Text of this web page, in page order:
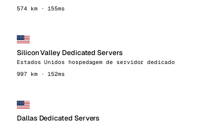
574 km · 155ms
Silicon Valley Dedicated Servers
Estados Unidos hospedagem de servidor dedicado
997 km · 152ms
Dallas Dedicated Servers